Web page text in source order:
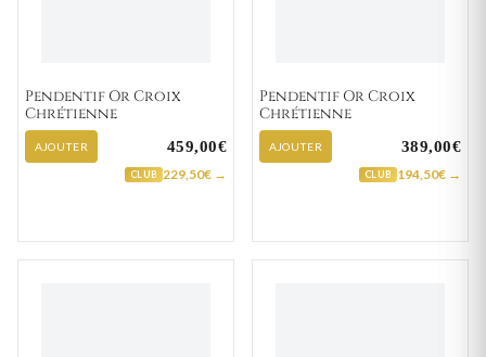
Pendentif Or Croix
Chrétienne
AJOUTER 459,00€
CLUB 229,50€ →
Pendentif Or Croix
Chrétienne
AJOUTER 389,00€
CLUB 194,50€ →